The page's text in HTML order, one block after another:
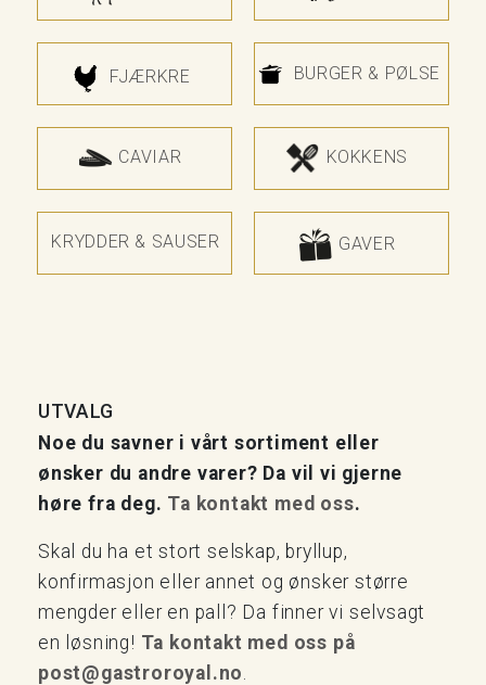
FJÆRKRE BURGER & PØLSE
CAVIAR KOKKENS
KRYDDER & SAUSER GAVER
UTVALG
Noe du savner i vårt sortiment eller
ønsker du andre varer? Da vil vi gjerne
høre fra deg. Ta kontakt med oss.
Skal du ha et stort selskap, bryllup,
konfirmasjon eller annet og ønsker større
mengder eller en pall? Da finner vi selvsagt
en løsning! Ta kontakt med oss på
post@gastroroyal.no